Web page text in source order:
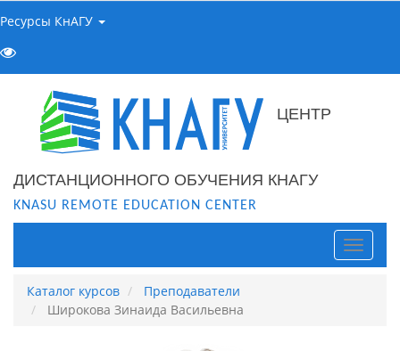
Ресурсы КнАГУ
ЦЕНТР
ДИСТАНЦИОННОГО ОБУЧЕНИЯ КНАГУ
KNASU REMOTE EDUCATION CENTER
Каталог курсов
Преподаватели
Широкова Зинаида Васильевна